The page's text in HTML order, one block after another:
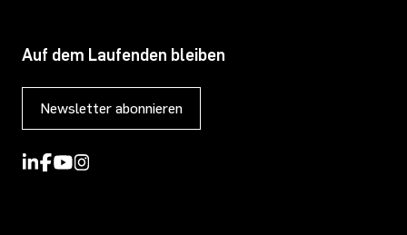
Auf dem Laufenden bleiben
Newsletter abonnieren